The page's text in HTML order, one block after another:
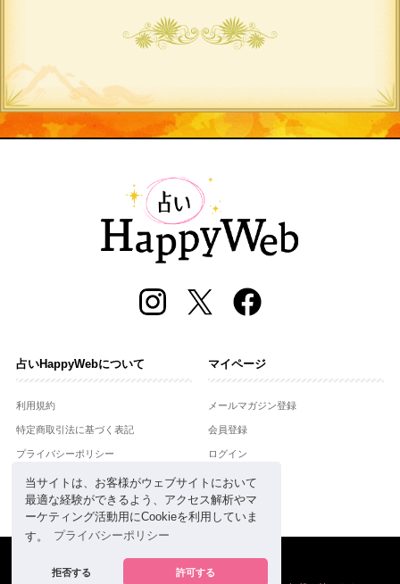
当サイトは、お客様がウェブサイトにおいて
最適な経験ができるよう、アクセス解析やマ
ーケティング活動用にCookieを利用していま
す。
プライバシーポリシー
拒否する 許可する
占いHappyWebについて
利用規約
特定商取引法に基づく表記
プライバシーポリシー
運営会社
お問合せ
マイページ
メールマガジン登録
会員登録
ログイン
powered by